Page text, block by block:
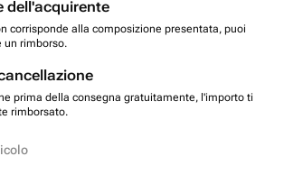
dell'acquirente
corrisponde alla composizione presentata, puoi
un rimborso.
prima della consegna gratuitamente, l'importo ti
rimborsato.